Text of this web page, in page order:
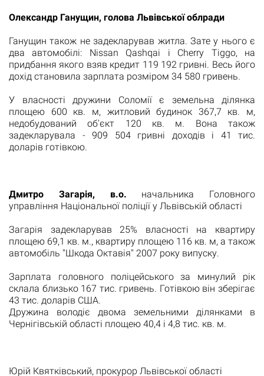
Олександр Ганущин, голова Львівської облради
Ганущин також не задекларував житла. Зате у нього є
два автомобілі: Nissan Qashqai і Сherry Tiggo, на
придбання якого взяв кредит 119 192 гривні. Весь його
дохід становила зарплата розміром 34 580 гривень.
У власності дружини Соломії є земельна ділянка
площею 600 кв. м, житловий будинок 367,7 кв. м,
недобудований об'єкт 120 кв. м. Вона також
задекларувала - 909 504 гривні доходів і 41 тис.
доларів готівкою.
Дмитро Загарія, в.о. начальника Головного
управління Національної поліції у Львівській області
Загарія задекларував 25% власності на квартиру
площею 69,1 кв. м., квартиру площею 116 кв. м, а також
автомобіль "Шкода Октавія" 2007 року випуску.
Зарплата головного поліцейського за минулий рік
склала близько 167 тис. гривень. Готівкою він зберігає
43 тис. доларів США.
Дружина володіє двома земельними ділянками в
Чернігівській області площею 40,4 і 4,8 тис. кв. м.
Юрій Квятківський, прокурор Львівської області